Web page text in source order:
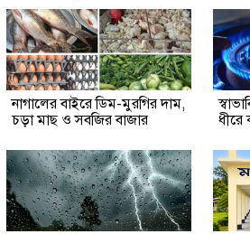
নাগালের বাইরে ডিম-মুরগির দাম,
চড়া মাছ ও সবজির বাজার
ধীরে